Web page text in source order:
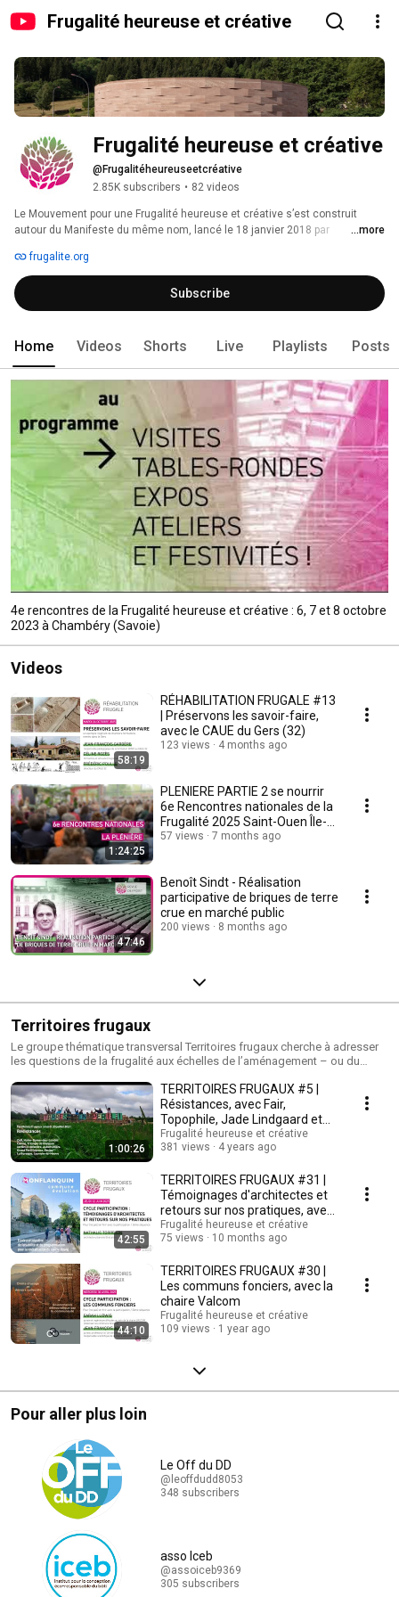
Frugalité heureuse et créative
Frugalité heureuse et créative
@Frugalitéheureuseetcréative
2.85K subscribers • 82 videos
Le Mouvement pour une Frugalité heureuse et créative s’est construit
autour du Manifeste du même nom, lancé le 18 janvier 2018 par
(ingénieur) et Philippe Madec (architecte et urbaniste) et reconnaissant «
la lourde part des bâtisseurs » dans les désastres en cours.
...more
frugalite.org
Subscribe
Home Videos Shorts Live Playlists Posts
4e rencontres de la Frugalité heureuse et créative : 6, 7 et 8 octobre
2023 à Chambéry (Savoie)
Videos
58:19
RÉHABILITATION FRUGALE #13
| Préservons les savoir-faire,
avec le CAUE du Gers (32)
123 views 4 months ago
1:24:25
PLENIERE PARTIE 2 se nourrir
6e Rencontres nationales de la
Frugalité 2025 Saint-Ouen Île-
de-France
57 views 7 months ago
47:46
Benoît Sindt - Réalisation
participative de briques de terre
crue en marché public
200 views 8 months ago
Territoires frugaux
Le groupe thématique transversal Territoires frugaux cherche à adresser
les questions de la frugalité aux échelles de l’aménagement – ou du
1:00:26
TERRITOIRES FRUGAUX #5 |
Résistances, avec Fair,
Topophile, Jade Lindgaard et
FNE
Frugalité heureuse et créative
381 views
4 years ago
42:55
TERRITOIRES FRUGAUX #31 |
Témoignages d'architectes et
retours sur nos pratiques, avec
N. Torrejon
Frugalité heureuse et créative
75 views
10 months ago
44:10
TERRITOIRES FRUGAUX #30 |
Les communs fonciers, avec la
chaire Valcom
Frugalité heureuse et créative
109 views
1 year ago
Pour aller plus loin
Le Off du DD
@leoffdudd8053
348 subscribers
asso Iceb
@assoiceb9369
305 subscribers